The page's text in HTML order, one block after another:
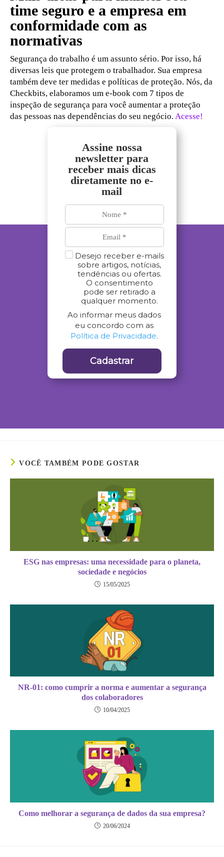
time seguro e a empresa em
conformidade com as
normativas
Segurança do trabalho é um assunto sério. Por isso, há
diversas leis que protegem o trabalhador. Sua empresa
também deve ter medidas e políticas de proteção. Nós, da
Checkbits, elaboramos um e-book com 7 tipos de
inspeção de segurança para você aumentar a proteção
das pessoas nas dependências do seu negócio. Acesse!
Assine nossa
newsletter para
receber mais dicas
diretamente no e-
mail
Desejo receber e-mails
sobre artigos, notícias,
tendências ou ofertas.
O consentimento
pode ser retirado a
qualquer momento.
Ao informar meus dados
eu concordo com as
Política de Privacidade.
Cadastrar
VOCÊ TAMBÉM PODE GOSTAR
ESG nas empresas: uma necessidade para o planeta,
sociedade e negócios
15/05/2025
NR-01: como cumprir a norma e aumentar a segurança
dos colaboradores
10/04/2025
Como melhorar a segurança de dados da sua empresa?
20/06/2024